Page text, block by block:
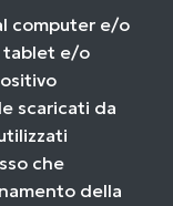
computer e/o
tablet e/o
scaricati da
che
della